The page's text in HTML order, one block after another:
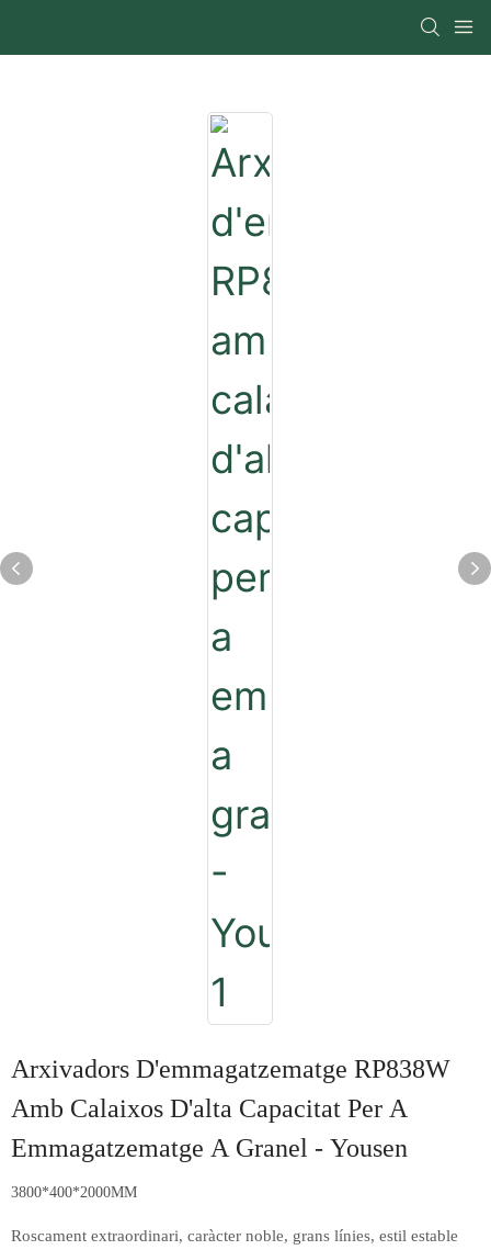
Arxivadors D'emmagatzematge RP838W
Amb Calaixos D'alta Capacitat Per A
Emmagatzematge A Granel - Yousen
3800*400*2000MM
Roscament extraordinari, caràcter noble, grans línies, estil estable